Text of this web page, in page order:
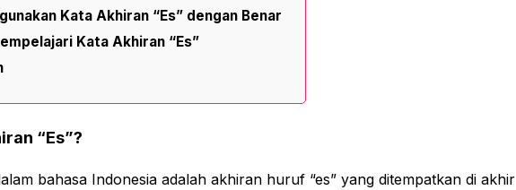
Kata Akhiran “Es” dengan Benar
Kata Akhiran “Es”
“Es”?
bahasa Indonesia adalah akhiran huruf “es” yang ditempatkan di akhir